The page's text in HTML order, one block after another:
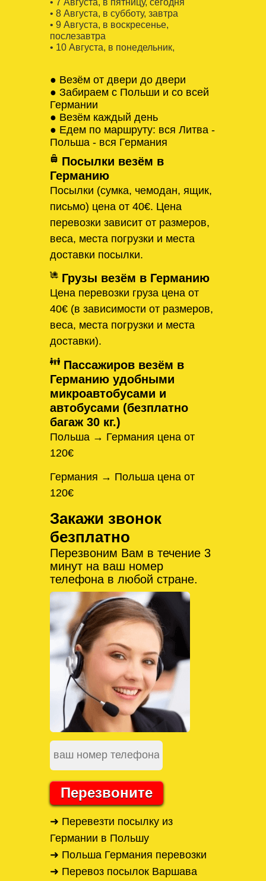
• 7 Августa, в пятницу, сегодня
• 8 Августa, в субботу, завтра
• 9 Августa, в воскресенье,
послезавтра
• 10 Августa, в понедельник,
● Везём от двери до двери
● Забираем с Польши и со всей
Германии
● Везём каждый день
● Едем по маршруту: вся Литва -
Польша - вся Германия
Посылки везём в
Германию
Посылки (сумка, чемодан, ящик,
письмо) цена от 40€. Цена
перевозки зависит от размеров,
веса, места погрузки и места
доставки посылки.
Грузы везём в Германию
Цена перевозки груза цена от
40€ (в зависимости от размеров,
веса, места погрузки и места
доставки).
Пассажиров везём в
Германию удобными
микроавтобусами и
автобусами (безплатно
багаж 30 кг.)
Польша → Германия цена от
120€
Германия → Польша цена от
120€
Закажи звонок
безплатно
Перезвоним Вам в течение 3
минут на ваш номер
телефона в любой стране.
Перезвоните
➜ Перевезти посылку из
Германии в Польшу
➜ Польша Германия перевозки
➜ Перевоз посылок Варшава